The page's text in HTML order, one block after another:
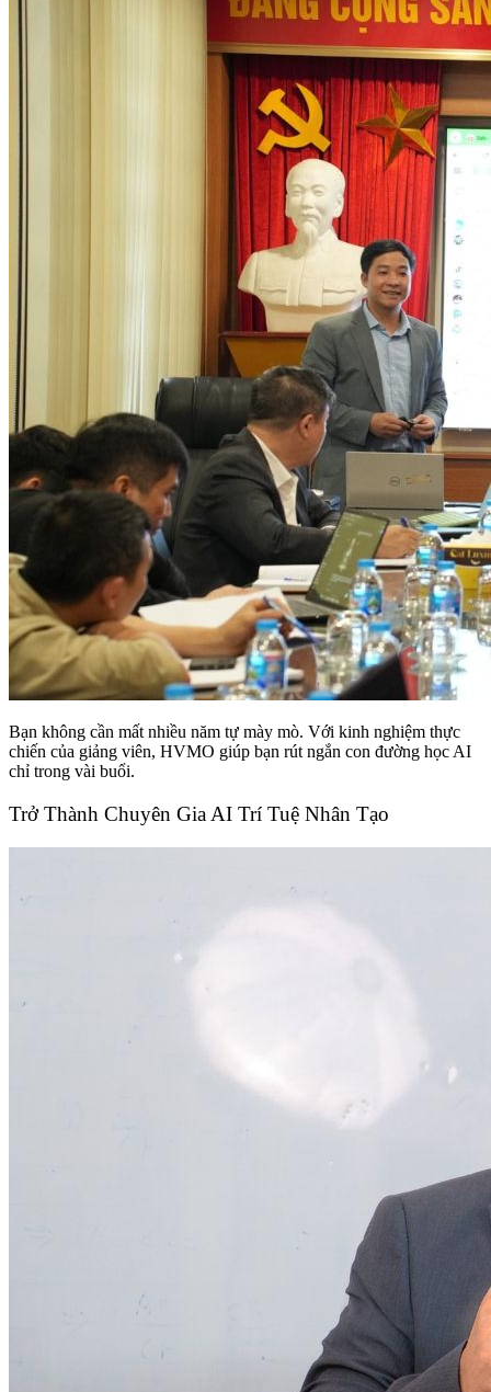
Bạn không cần mất nhiều năm tự mày mò. Với kinh nghiệm thực
chiến của giảng viên, HVMO giúp bạn rút ngắn con đường học AI
chỉ trong vài buổi.
Trở Thành Chuyên Gia AI Trí Tuệ Nhân Tạo